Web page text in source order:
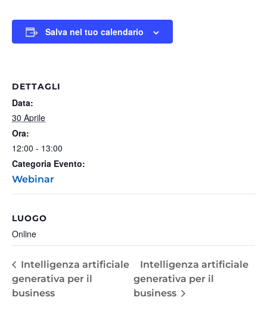
Salva nel tuo calendario
DETTAGLI
Data:
30 Aprile
Ora:
12:00 - 13:00
Categoria Evento:
Webinar
LUOGO
Online
Intelligenza artificiale
generativa per il
business
Intelligenza artificiale
generativa per il
business